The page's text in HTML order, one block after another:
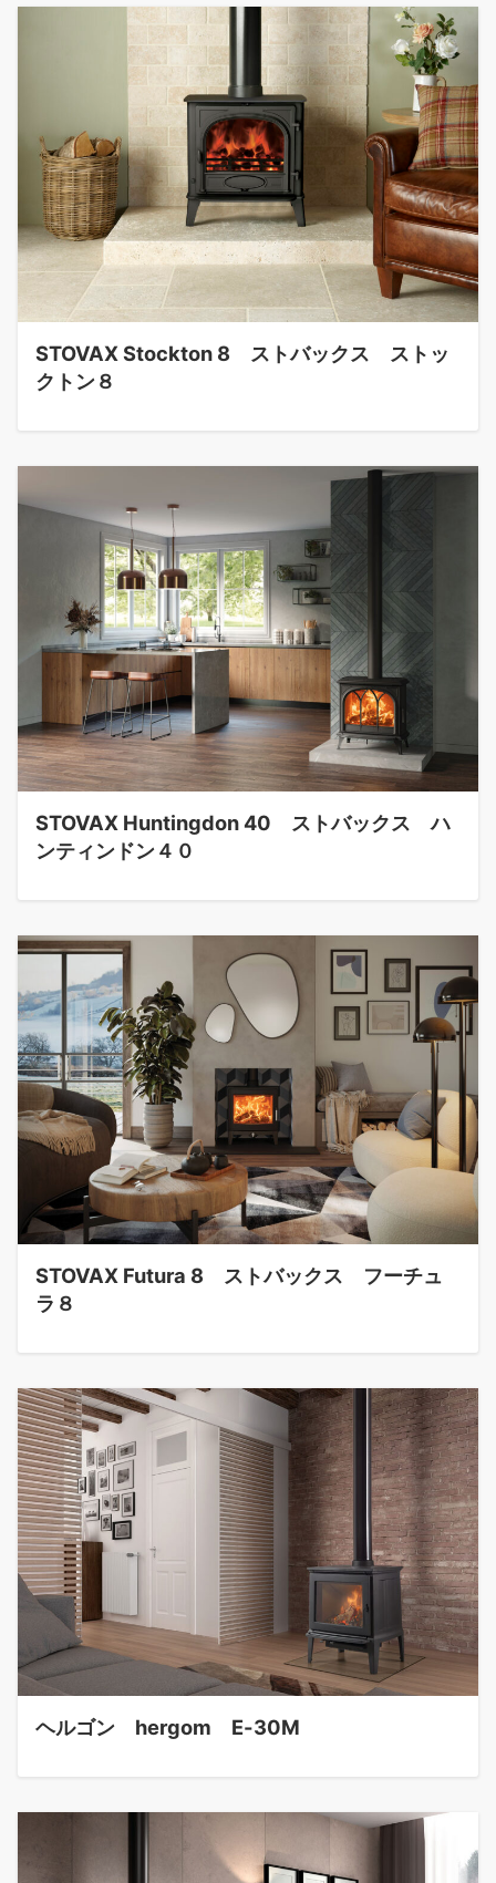
STOVAX Stockton 8 ストバックス ストッ
クトン８
STOVAX Huntingdon 40 ストバックス ハ
ンティンドン４０
STOVAX Futura 8 ストバックス フーチュ
ラ８
ヘルゴン hergom E-30M